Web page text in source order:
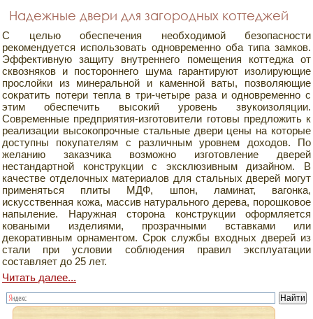
Надежные двери для загородных коттеджей
С целью обеспечения необходимой безопасности
рекомендуется использовать одновременно оба типа замков.
Эффективную защиту внутреннего помещения коттеджа от
сквозняков и постороннего шума гарантируют изолирующие
прослойки из минеральной и каменной ваты, позволяющие
сократить потери тепла в три-четыре раза и одновременно с
этим обеспечить высокий уровень звукоизоляции.
Современные предприятия-изготовители готовы предложить к
реализации высокопрочные стальные двери цены на которые
доступны покупателям с различным уровнем доходов. По
желанию заказчика возможно изготовление дверей
нестандартной конструкции с эксклюзивным дизайном. В
качестве отделочных материалов для стальных дверей могут
применяться плиты МДФ, шпон, ламинат, вагонка,
искусственная кожа, массив натурального дерева, порошковое
напыление. Наружная сторона конструкции оформляется
коваными изделиями, прозрачными вставками или
декоративным орнаментом. Срок службы входных дверей из
стали при условии соблюдения правил эксплуатации
составляет до 25 лет.
Читать далее...